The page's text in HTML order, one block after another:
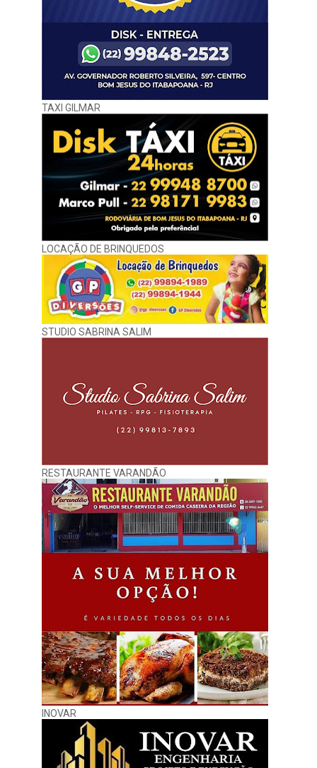
TAXI GILMAR
LOCAÇÃO DE BRINQUEDOS
STUDIO SABRINA SALIM
RESTAURANTE VARANDÃO
INOVAR